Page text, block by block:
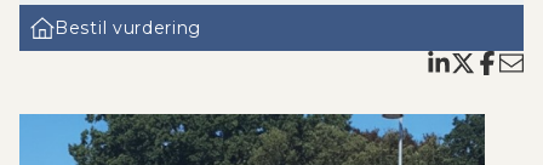
næsten får samme lejeindtægt. Lalandia sørger for alt omkring
udlejningen også slutrengøring.Lalandia har en serviceafdeling,
hvor de tilbyder alle reparationer-/vedligehold på ejendommen...
Bestil vurdering